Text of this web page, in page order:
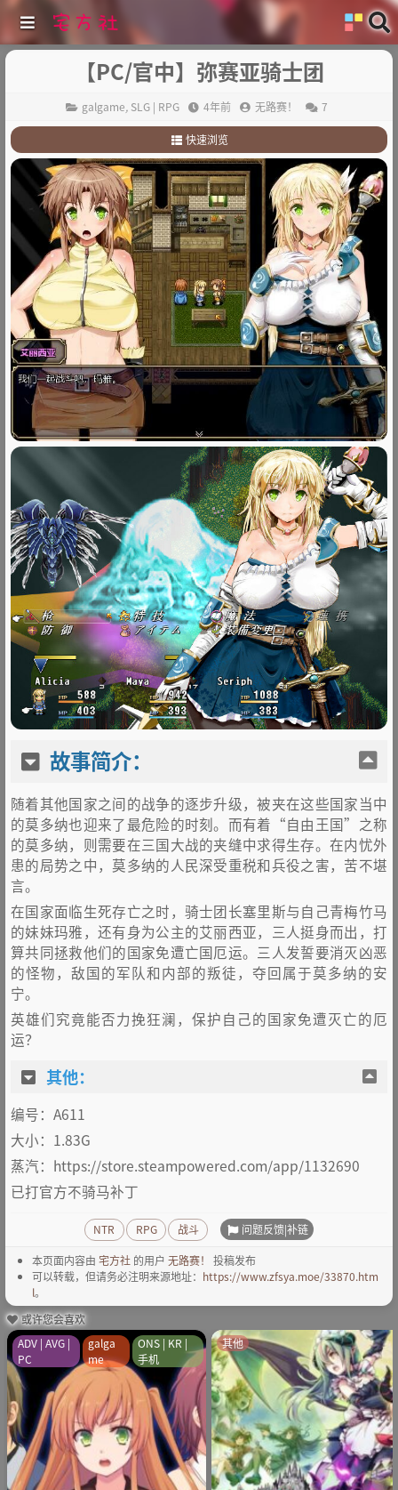
【PC/官中】弥赛亚骑士团
galgame, SLG | RPG 4年前 无路赛！ 7
快速浏览
1.故事简介：
2
其他：
故事简介：
随着其他国家之间的战争的逐步升级，被夹在这些国家当中
的莫多纳也迎来了最危险的时刻。而有着“自由王国”之称
的莫多纳，则需要在三国大战的夹缝中求得生存。在内忧外
患的局势之中，莫多纳的人民深受重税和兵役之害，苦不堪
言。
在国家面临生死存亡之时，骑士团长塞里斯与自己青梅竹马
的妹妹玛雅，还有身为公主的艾丽西亚，三人挺身而出，打
算共同拯救他们的国家免遭亡国厄运。三人发誓要消灭凶恶
的怪物，敌国的军队和内部的叛徒，夺回属于莫多纳的安
宁。
英雄们究竟能否力挽狂澜，保护自己的国家免遭灭亡的厄
运？
其他：
编号：A611
大小：1.83G
蒸汽：https://store.steampowered.com/app/1132690
已打官方不骑马补丁
NTR RPG 战斗 问题反馈|补链
本页面内容由 宅方社 的用户 无路赛！
投稿发布
可以转载，但请务必注明来源地址： https://www.zfsya.moe/33870.htm
l。
或许您会喜欢
ADV | AVG |
PC
galga
me
ONS | KR |
手机
其他